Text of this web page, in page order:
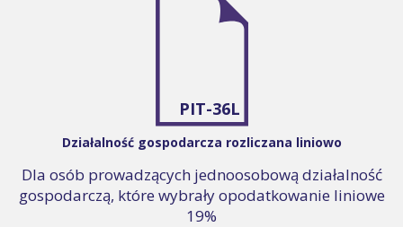
PIT-36L
Działalność gospodarcza rozliczana liniowo
Dla osób prowadzących jednoosobową działalność
gospodarczą, które wybrały opodatkowanie liniowe
19%